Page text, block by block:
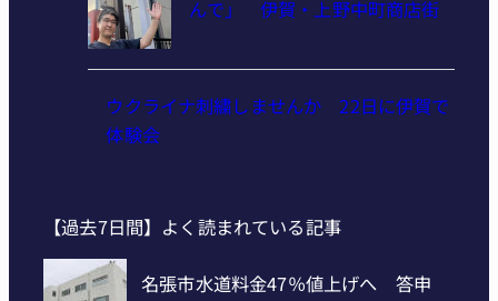
んで」 伊賀・上野中町商店街
ウクライナ刺繍しませんか 22日に伊賀で
体験会
【過去7日間】よく読まれている記事